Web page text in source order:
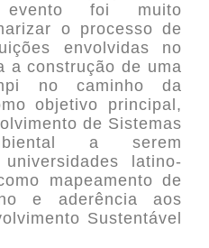
evento foi muito
o processo de
envolvidas no
a construção de uma
no caminho da
objetivo principal,
de Sistemas
a serem
latino-
mapeamento de
e aderência aos
Sustentável